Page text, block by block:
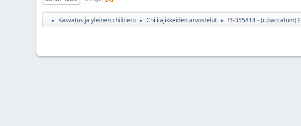
► Kasvatus ja yleinen chilitieto ► Chililajikkeiden arvostelut ► PI-355814 - (c.baccatum)